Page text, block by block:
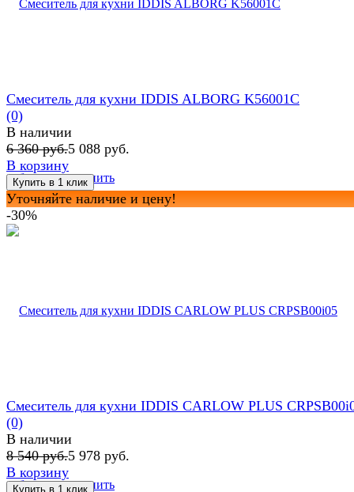
избранное сравнить
Смеситель для кухни IDDIS ALBORG K56001C
(0)
В наличии
6 360 руб.5 088 руб.
В корзину
Уточняйте наличие и цену!
-30%
избранное сравнить
Смеситель для кухни IDDIS CARLOW PLUS
(0)
В наличии
8 540 руб.5 978 руб.
В корзину